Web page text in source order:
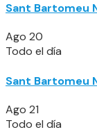
Sant Bartomeu
Ago 20
Todo el día
Sant Bartomeu
Ago 21
Todo el día